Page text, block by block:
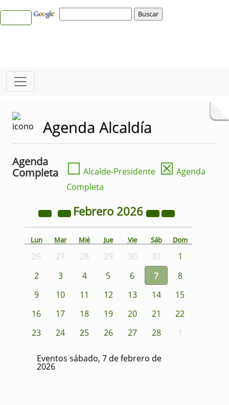
Agenda Alcaldía
Agenda
Completa
☐ Alcalde-Presidente ☒ Agenda
Completa
Febrero 2026
Lun Mar Mié Jue Vie Sáb Dom
26 27 28 29 30 31
1
2
3 4 5 6 7
8
9
10 11 12 13 14
15
16
17 18 19 20 21
22
23
24 25 26 27 28 1
Eventos sábado, 7 de febrero de
2026